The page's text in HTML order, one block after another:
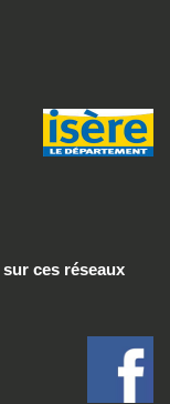
sur ces réseaux